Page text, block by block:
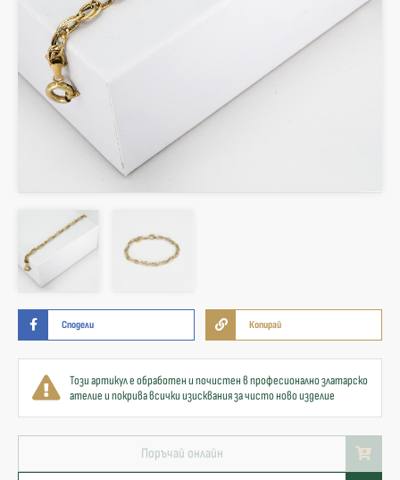
Сподели Копирай
Този артикул е обработен и почистен в професионално златарско
ателие и покрива всички изисквания за чисто ново изделие
Поръчай онлайн